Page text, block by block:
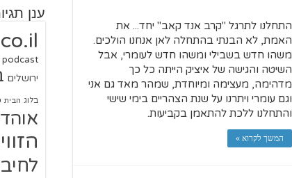
התחלנו לתרגל "קרב אנד קאב" יחד... את
האמת, לא הבנתי בהתחלה לאן אנחנו הולכים.
משהו חדש בשבילי ומשהו חדש לעומרי, אבל
השיטה והגישה של איציק הייתה כל כך
מדהימה, מעצימה ומיוחדת, שמהר מאד גם אני
וגם עומרי ויתרנו על שנת הצהריים בימי שישי
והתחלנו ללכת להתאמן בקביעות.
המשך לקרוא »
ענן
podcast
ירושלים
בלוג הבית